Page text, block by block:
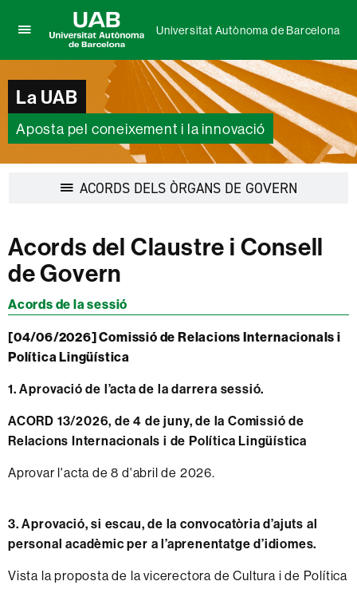
per
desplegar
el
menú
de
Universitat
Barcelona
Autònoma
de
Universitat Autònoma de Barcelona
La UAB
Aposta pel coneixement i la innovació
ACORDS DELS ÒRGANS DE GOVERNDesplegar
Acords del Claustre i Consell
de Govern
Acords de la sessió
[04/06/2026] Comissió de Relacions Internacionals i
Política Lingüística
1. Aprovació de l’acta de la darrera sessió.
ACORD 13/2026, de 4 de juny, de la Comissió de
Relacions Internacionals i de Política Lingüística
Aprovar l'acta de 8 d'abril de 2026.
3. Aprovació, si escau, de la convocatòria d’ajuts al
personal acadèmic per a l’aprenentatge d’idiomes.
Vista la proposta de la vicerectora de Cultura i de Política